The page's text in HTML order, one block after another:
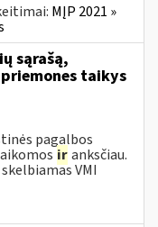
MĮP 2021 »
sąrašą,
taikys
pagalbos
iranksčiau.
VMI